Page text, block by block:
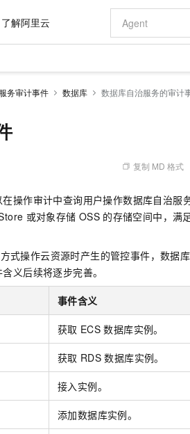
了解阿里云
务审计事件 数据库 数据库自治服务的审计
复制 MD 格式
操作审计中查询用户操作数据库自治服
或对象存储 OSS 的存储空间中，满
式操作云资源时产生的管控事件，数据
义后续将逐步完善。
事件含义
获取 ECS 数据库实例。
获取 RDS 数据库实例。
接入实例。
添加数据库实例。
大模型
NEW
v4-pro
为长程任务能力而生
建
台百炼-应用模版
应用模版和解决方案
大模型原
Qoder HOT
的域名与建站服务
PAI 大模型
、训练和推理服务
基于千问大模型等，支持代码智能生成、研发智能问答
版 ACK
理容器应用的 K8s 服务
Qoder
面向真实软件
动完成翻译和格式还原
，打造自进化智能体
久记忆，越用越聪明
，拥有专属 AI 工程团队
轻松解锁专属
5 分钟轻松部
费 tokens，加速 Al 应用落地
模型订阅计划 NEW
首发尝鲜，限时加量 10 倍，夜间低至2折
子，覆盖日常办公高频场景
站低至 15元/月
支持 Qwen 3.8-Max
Qwen/Meoo/TokenPlan 客户专享
AI 场景体
从图文生成到
AI 广告创作
图文、视频一
0 代码专业建
AI 办公
AI智能应用，
智能客服
器
估算价格
配置报价
别
基础软件
JAVA
操作系统
WordPress
Red Hat
SUSE
建站小程序
模板建站
伴 产品伙伴
云网络合作计
成为服务
服务生态伙伴
务 阿里云认证
信息公告
官网公告
健康状态
市场活动
魔搭
魔搭
高校合作
云工开物
科研合作